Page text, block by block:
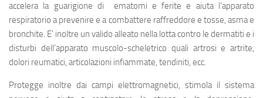
accelera la guarigione di ematomi e ferite e aiuta l’apparato
respiratorio a prevenire e a combattere raffreddore e tosse, asma e
bronchite. E’ inoltre un valido alleato nella lotta contro le dermatiti e i
disturbi dell’apparato muscolo-scheletrico quali artrosi e artrite,
dolori reumatici, articolazioni infiammate, tendiniti, ecc.
Protegge inoltre dai campi elettromagnetici, stimola il sistema